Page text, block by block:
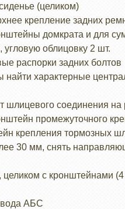
(целиком)
крепление задних
домкрата и для
угловую облицовку 2 шт.
распорки задних болтов
найти характерные
шлицевого соединения
промежуточного
крепления тормозных
30 мм, снять
целиком с кронштейнами
АБС